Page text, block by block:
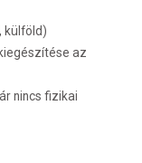
külföld)
az
nincs fizikai